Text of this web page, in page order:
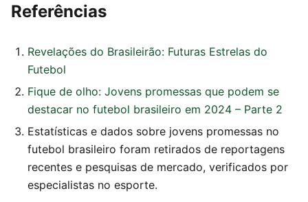
Referências
Revelações do Brasileirão: Futuras Estrelas do
Futebol
Fique de olho: Jovens promessas que podem se
destacar no futebol brasileiro em 2024 – Parte 2
Estatísticas e dados sobre jovens promessas no
futebol brasileiro foram retirados de reportagens
recentes e pesquisas de mercado, verificados por
especialistas no esporte.